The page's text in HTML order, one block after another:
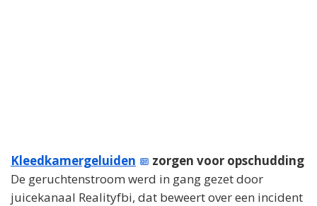
Kleedkamergeluiden
zorgen voor opschudding
De geruchtenstroom werd in gang gezet door
juicekanaal Realityfbi, dat beweert over een incident